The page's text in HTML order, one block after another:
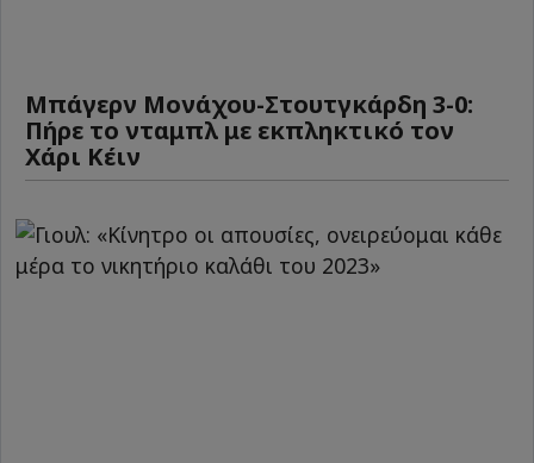
Μπάγερν Μονάχου-Στουτγκάρδη 3-0:
Πήρε το νταμπλ με εκπληκτικό τον
Χάρι Κέιν